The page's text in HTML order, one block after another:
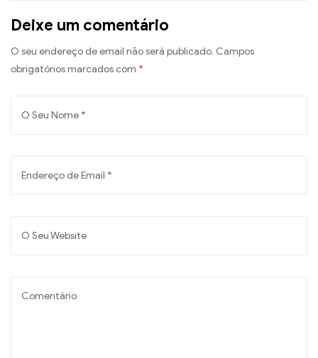
Deixe um comentário
O seu endereço de email não será publicado. Campos
obrigatórios marcados com *